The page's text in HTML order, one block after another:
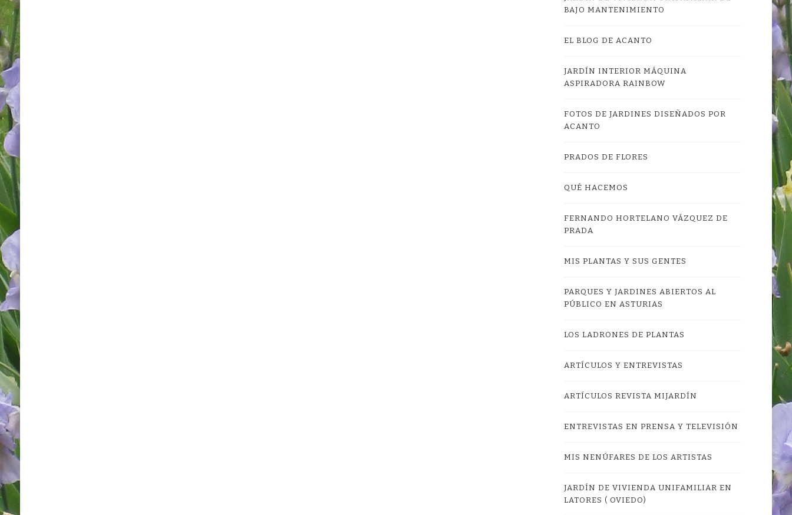
BAJO MANTENIMIENTO
EL BLOG DE ACANTO
JARDÍN INTERIOR MÁQUINA
ASPIRADORA RAINBOW
FOTOS DE JARDINES DISEÑADOS POR
ACANTO
PRADOS DE FLORES
QUÉ HACEMOS
FERNANDO HORTELANO VÁZQUEZ DE
PRADA
MIS PLANTAS Y SUS GENTES
PARQUES Y JARDINES ABIERTOS AL
PÚBLICO EN ASTURIAS
LOS LADRONES DE PLANTAS
ARTÍCULOS Y ENTREVISTAS
ARTÍCULOS REVISTA MIJARDÍN
ENTREVISTAS EN PRENSA Y TELEVISIÓN
MIS NENÚFARES DE LOS ARTISTAS
JARDÍN DE VIVIENDA UNIFAMILIAR EN
LATORES ( OVIEDO)